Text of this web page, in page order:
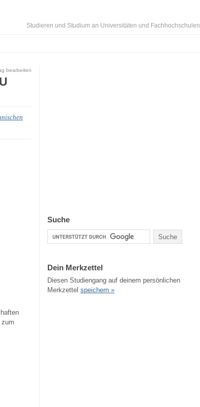
Studieren und Studium an Universitäten und Fachhochschulen
bearbeiten
Suche
Dein Merkzettel
Diesen Studiengang auf deinem persönlichen
Merkzettel speichern »